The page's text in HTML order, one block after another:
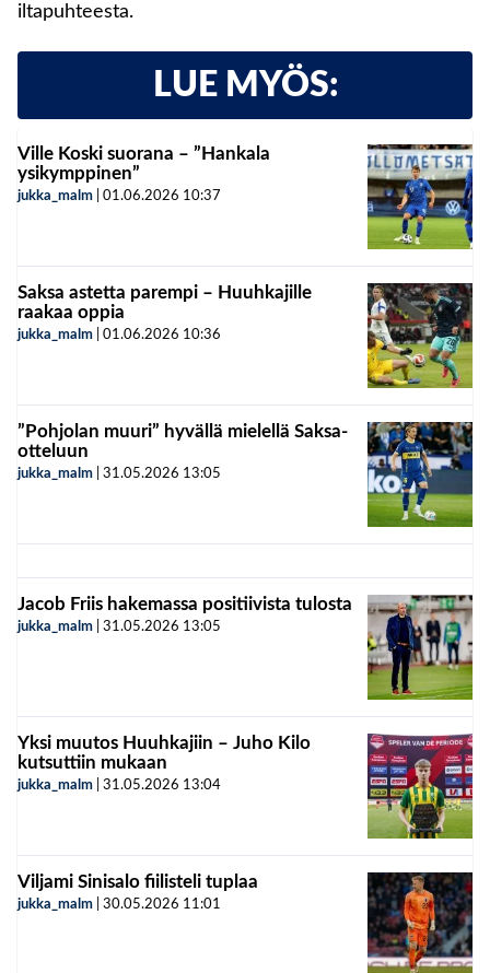
iltapuhteesta.
LUE MYÖS:
Ville Koski suorana – ”Hankala
ysikymppinen”
jukka_malm 01.06.2026 10:37
Saksa astetta parempi – Huuhkajille
raakaa oppia
jukka_malm 01.06.2026 10:36
”Pohjolan muuri” hyvällä mielellä Saksa-
otteluun
jukka_malm 31.05.2026 13:05
Jacob Friis hakemassa positiivista tulosta
jukka_malm 31.05.2026 13:05
Yksi muutos Huuhkajiin – Juho Kilo
kutsuttiin mukaan
jukka_malm 31.05.2026 13:04
Viljami Sinisalo fiilisteli tuplaa
jukka_malm 30.05.2026 11:01